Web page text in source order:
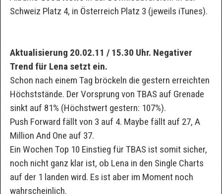
Schweiz Platz 4, in Österreich Platz 3 (jeweils iTunes).
Aktualisierung 20.02.11 / 15.30 Uhr. Negativer
Trend für Lena setzt ein.
Schon nach einem Tag bröckeln die gestern erreichten
Höchststände. Der Vorsprung von TBAS auf Grenade
sinkt auf 81% (Höchstwert gestern: 107%).
Push Forward fällt von 3 auf 4. Maybe fällt auf 27, A
Million And One auf 37.
Ein Wochen Top 10 Einstieg für TBAS ist somit sicher,
noch nicht ganz klar ist, ob Lena in den Single Charts
auf der 1 landen wird. Es ist aber im Moment noch
wahrscheinlich.